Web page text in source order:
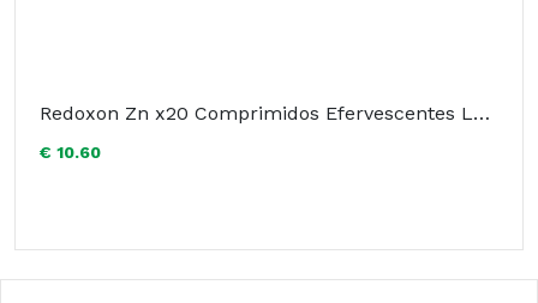
Redoxon Zn x20 Comprimidos Efervescentes Laranja
€ 10.60